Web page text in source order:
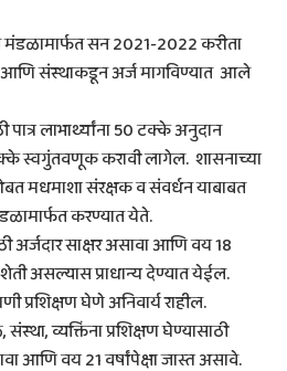
मंडळामार्फत सन 2021-2022 करीता
आणि संस्थाकडून अर्ज मागविण्यात आले
लाभार्थ्यांना 50 टक्के अनुदान
स्वगुंतवणूक करावी लागेल. शासनाच्या
मधमाशा संरक्षक व संवर्धन याबाबत
करण्यात येते.
अर्जदार साक्षर असावा आणि वय 18
असल्यास प्राधान्य देण्यात येईल.
प्रशिक्षण घेणे अनिवार्य राहील.
व्यक्तिंना प्रशिक्षण घेण्यासाठी
आणि वय 21 वर्षांपेक्षा जास्त असावे.